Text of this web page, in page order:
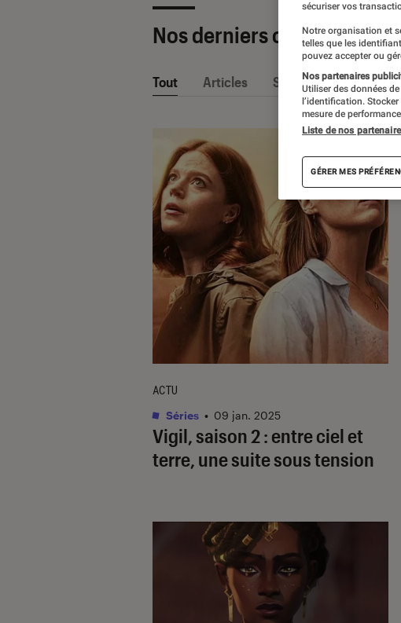
Nos derniers contenus
Tout Articles Sélections et guides
Vigil, saison 2 : entre ciel et
terre, une suite sous tension
ACTU
Séries • 09 jan. 2025
sécuriser vos
Notre organisation et
telles que les
pouvez accepter ou
Nos partenaires
Utiliser des données
l’identification.
mesure de
Liste de nos
GÉRER MES